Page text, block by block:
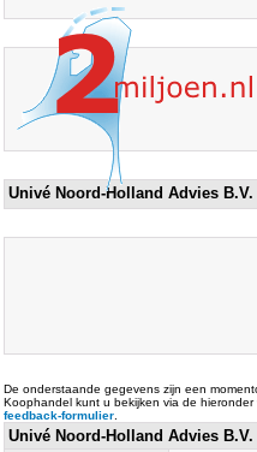
Univé Noord-Holland Advies
De onderstaande gegevens zijn een
Koophandel kunt u bekijken via de
feedback-formulier.
Univé Noord-Holland Advies B.V.